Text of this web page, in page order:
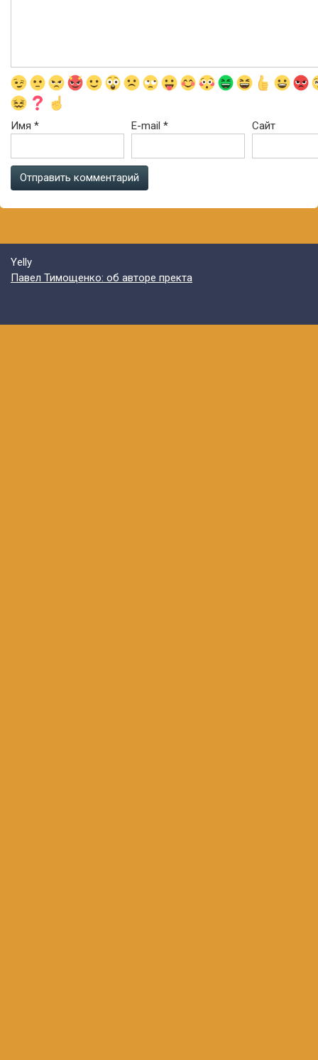
Имя * E-mail * Сайт
Yelly
Павел Тимощенко: об авторе пректа